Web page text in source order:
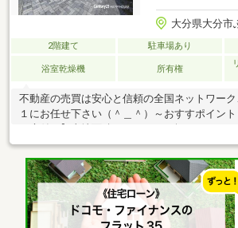
大分県大分市
2階建て 駐車場あり
浴室乾燥機 所有権
不動産の売買は安心と信頼の全国ネットワー
１にお任せ下さい（＾＿＾）～おすすポイント
に、１０坪以上のお庭！家庭菜園や親戚・ご
家族様とゆっくりすごせるプライベート空間
きます！【駐車場】駐車場最大６台は確保でき
戚・ご友人の来客も安心できます！【収納豊
設置されており、また２Ｆに納戸もございます
服もまとめて収納することができます！【太